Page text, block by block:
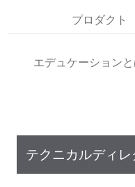
プロダクト
エデュケーション
テクニカルディ